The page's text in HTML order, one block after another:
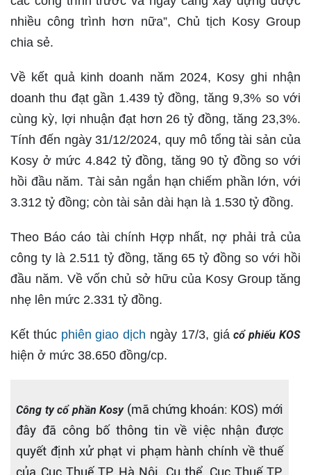
nhiều công trình hơn nữa”, Chủ tịch Kosy Group
chia sẻ.
Về kết quả kinh doanh năm 2024, Kosy ghi nhận
doanh thu đạt gần 1.439 tỷ đồng, tăng 9,3% so với
cùng kỳ, lợi nhuận đạt hơn 26 tỷ đồng, tăng 23,3%.
Tính đến ngày 31/12/2024, quy mô tổng tài sản của
Kosy ở mức 4.842 tỷ đồng, tăng 90 tỷ đồng so với
hồi đầu năm. Tài sản ngắn hạn chiếm phần lớn, với
3.312 tỷ đồng; còn tài sản dài hạn là 1.530 tỷ đồng.
Theo Báo cáo tài chính Hợp nhất, nợ phải trả của
công ty là 2.511 tỷ đồng, tăng 65 tỷ đồng so với hồi
đầu năm. Về vốn chủ sở hữu của Kosy Group tăng
nhẹ lên mức 2.331 tỷ đồng.
Kết thúc phiên giao dịch ngày 17/3, giácổ phiếu KOS
hiện ở mức 38.650 đồng/cp.
Công ty cổ phần Kosy (mã chứng khoán: KOS) mới
đây đã công bố thông tin về việc nhận được
quyết định xử phạt vi phạm hành chính về thuế
của Cục Thuế TP. Hà Nội. Cụ thể, Cục Thuế TP.